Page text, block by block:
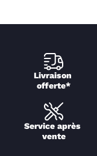
Livraison
offerte*
Service après
vente